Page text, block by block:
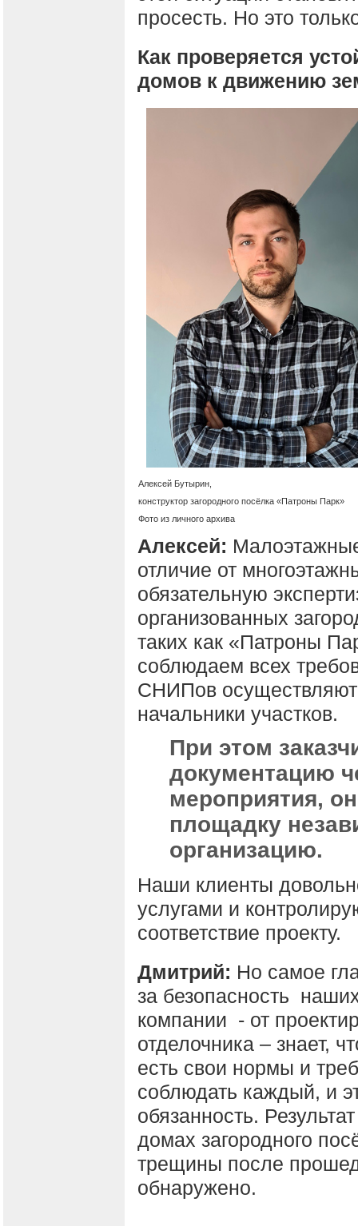
просесть. Но это
Как проверяется
домов к движению
Алексей Бутырин,
конструктор загородного посёлка «Патроны Парк»
Фото из личного архива
Алексей:
отличие от
обязательную
организованных
таких как «Патроны
соблюдаем всех
СНИПов
начальники участков.
При этом
документацию
мероприятия,
площадку
организацию.
Наши клиенты
услугами и
соответствие проекту.
Дмитрий: Но самое
за безопасность
компании - от
отделочника – знает,
есть свои нормы и
соблюдать каждый, и
обязанность.
домах загородного
трещины после
обнаружено.